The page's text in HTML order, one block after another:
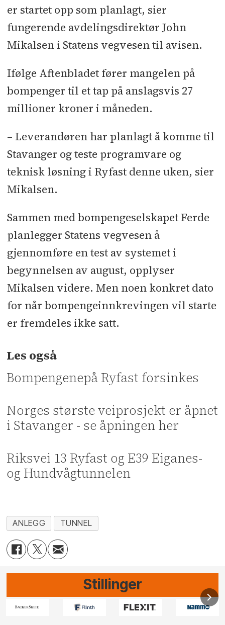
er startet opp som planlagt, sier
fungerende avdelingsdirektør John
Mikalsen i Statens vegvesen til avisen.
Ifølge Aftenbladet fører mangelen på
bompenger til et tap på anslagsvis 27
millioner kroner i måneden.
– Leverandøren har planlagt å komme til
Stavanger og teste programvare og
teknisk løsning i Ryfast denne uken, sier
Mikalsen.
Sammen med bompengeselskapet Ferde
planlegger Statens vegvesen å
gjennomføre en test av systemet i
begynnelsen av august, opplyser
Mikalsen videre. Men noen konkret dato
for når bompengeinnkrevingen vil starte
er fremdeles ikke satt.
Les også
Bompengenepå Ryfast forsinkes
Norges største veiprosjekt er åpnet
i Stavanger - se åpningen her
Riksvei 13 Ryfast og E39 Eiganes-
og Hundvågtunnelen
ANLEGG TUNNEL
Stillinger